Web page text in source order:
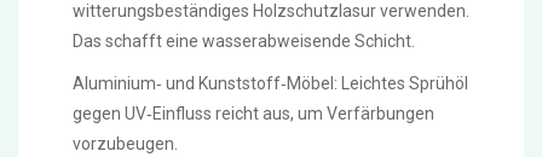
witterungsbeständiges Holzschutzlasur verwenden.
Das schafft eine wasserabweisende Schicht.
Aluminium‑ und Kunststoff‑Möbel: Leichtes Sprühöl
gegen UV‑Einfluss reicht aus, um Verfärbungen
vorzubeugen.